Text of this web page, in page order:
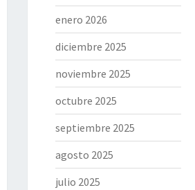
enero 2026
diciembre 2025
noviembre 2025
octubre 2025
septiembre 2025
agosto 2025
julio 2025